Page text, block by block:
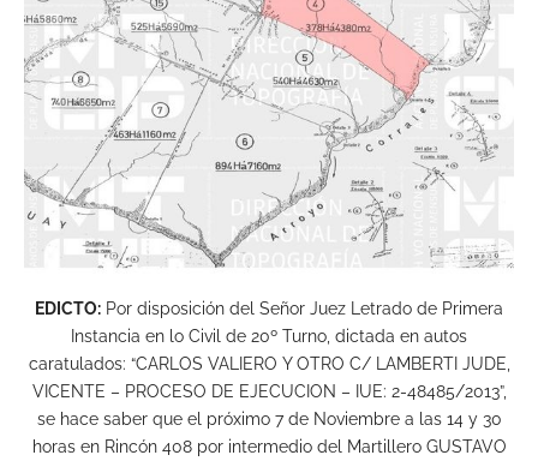
EDICTO: Por disposición del Señor Juez Letrado de Primera
Instancia en lo Civil de 20º Turno, dictada en autos
caratulados: “CARLOS VALIERO Y OTRO C/ LAMBERTI JUDE,
VICENTE – PROCESO DE EJECUCION – IUE: 2-48485/2013”,
se hace saber que el próximo 7 de Noviembre a las 14 y 30
horas en Rincón 408 por intermedio del Martillero GUSTAVO